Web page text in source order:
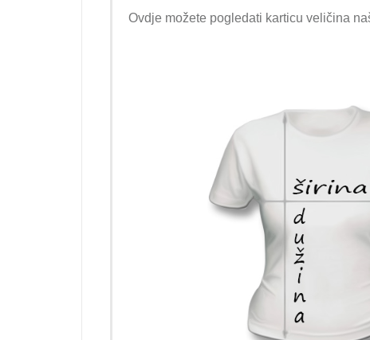
Ovdje možete pogledati karticu veličina